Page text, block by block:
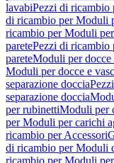
lavabiPezzi di ricambio
di ricambio per Moduli
ricambio per Moduli
paretePezzi di ricambio
pareteModuli per docce
Moduli per docce e
separazione doccia
separazione doccia
per rubinettiModuli per
per Moduli per carichi
ricambio per Accessori
di ricambio per Moduli
ricambio per Moduli